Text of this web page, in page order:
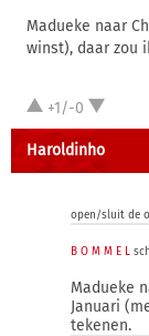
Madueke naar
winst), daar zou
+1/-0
Haroldinho
open/sluit de
B O M M E L
Madueke
Januari
tekenen.